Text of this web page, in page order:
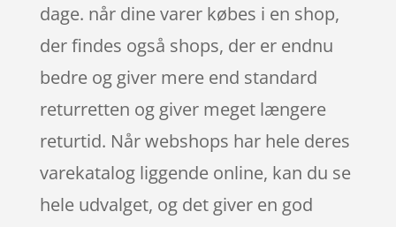
dage. når dine varer købes i en shop,
der findes også shops, der er endnu
bedre og giver mere end standard
returretten og giver meget længere
returtid. Når webshops har hele deres
varekatalog liggende online, kan du se
hele udvalget, og det giver en god